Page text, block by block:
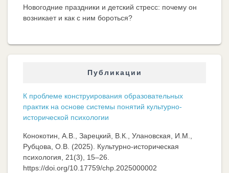
Новогодние праздники и детский стресс: почему он
возникает и как с ним бороться?
Публикации
К проблеме конструирования образовательных
практик на основе системы понятий культурно-
исторической психологии
Конокотин, А.В., Зарецкий, В.К., Улановская, И.М.,
Рубцова, О.В. (2025). Культурно-историческая
психология, 21(3), 15–26.
https://doi.org/10.17759/chp.2025000002